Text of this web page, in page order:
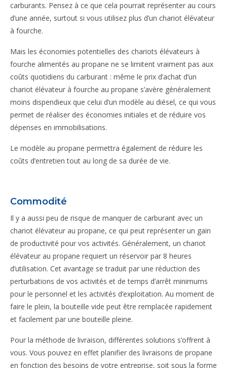
carburants. Pensez à ce que cela pourrait représenter au cours
d’une année, surtout si vous utilisez plus d’un chariot élévateur
à fourche.
Mais les économies potentielles des chariots élévateurs à
fourche alimentés au propane ne se limitent vraiment pas aux
coûts quotidiens du carburant : même le prix d’achat d’un
chariot élévateur à fourche au propane s’avère généralement
moins dispendieux que celui d’un modèle au diésel, ce qui vous
permet de réaliser des économies initiales et de réduire vos
dépenses en immobilisations.
Le modèle au propane permettra également de réduire les
coûts d’entretien tout au long de sa durée de vie.
Commodité
Il y a aussi peu de risque de manquer de carburant avec un
chariot élévateur au propane, ce qui peut représenter un gain
de productivité pour vos activités. Généralement, un chariot
élévateur au propane requiert un réservoir par 8 heures
d’utilisation. Cet avantage se traduit par une réduction des
perturbations de vos activités et de temps d’arrêt minimums
pour le personnel et les activités d’exploitation. Au moment de
faire le plein, la bouteille vide peut être remplacée rapidement
et facilement par une bouteille pleine.
Pour la méthode de livraison, différentes solutions s’offrent à
vous. Vous pouvez en effet planifier des livraisons de propane
en fonction des besoins de votre entreprise, soit sous la forme